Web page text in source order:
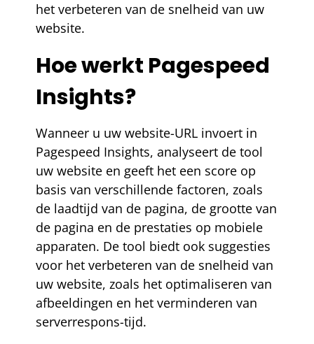
het verbeteren van de snelheid van uw
website.
Hoe werkt Pagespeed
Insights?
Wanneer u uw website-URL invoert in
Pagespeed Insights, analyseert de tool
uw website en geeft het een score op
basis van verschillende factoren, zoals
de laadtijd van de pagina, de grootte van
de pagina en de prestaties op mobiele
apparaten. De tool biedt ook suggesties
voor het verbeteren van de snelheid van
uw website, zoals het optimaliseren van
afbeeldingen en het verminderen van
serverrespons-tijd.